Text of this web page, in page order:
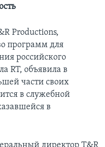
Productions,
программ для
российского
RT, объявила в
части своих
в служебной
в